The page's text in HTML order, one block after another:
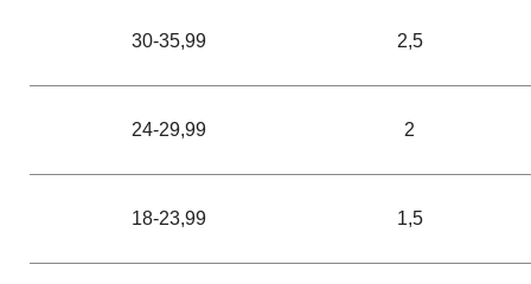
30-35,99 2,5
24-29,99 2
18-23,99 1,5